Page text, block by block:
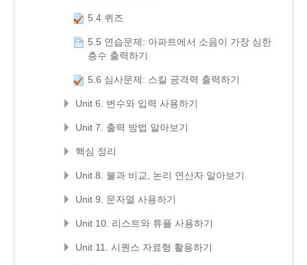
5.4 퀴즈
5.5 연습문제: 아파트에서 소음이 가장 심한
층수 출력하기
5.6 심사문제: 스킬 공격력 출력하기
Unit 6. 변수와 입력 사용하기
Unit 7. 출력 방법 알아보기
핵심 정리
Unit 8. 불과 비교, 논리 연산자 알아보기
Unit 9. 문자열 사용하기
Unit 10. 리스트와 튜플 사용하기
Unit 11. 시퀀스 자료형 활용하기